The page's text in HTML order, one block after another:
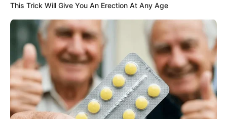
This Trick Will Give You An Erection At Any Age